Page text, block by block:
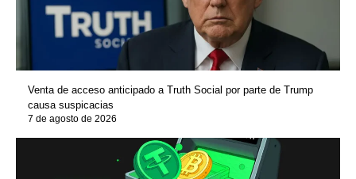
Venta de acceso anticipado a Truth Social por parte de Trump
causa suspicacias
7 de agosto de 2026